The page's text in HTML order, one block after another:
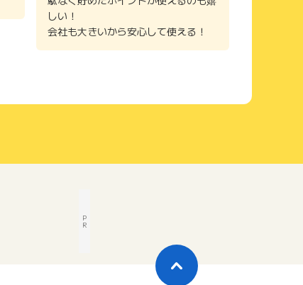
しい！
会社も大きいから安心して使える！
P
R